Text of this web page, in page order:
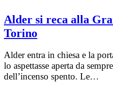
Alder si reca alla
Torino
Alder entra in chiesa e la
lo aspettasse aperta da
dell’incenso spento. Le…